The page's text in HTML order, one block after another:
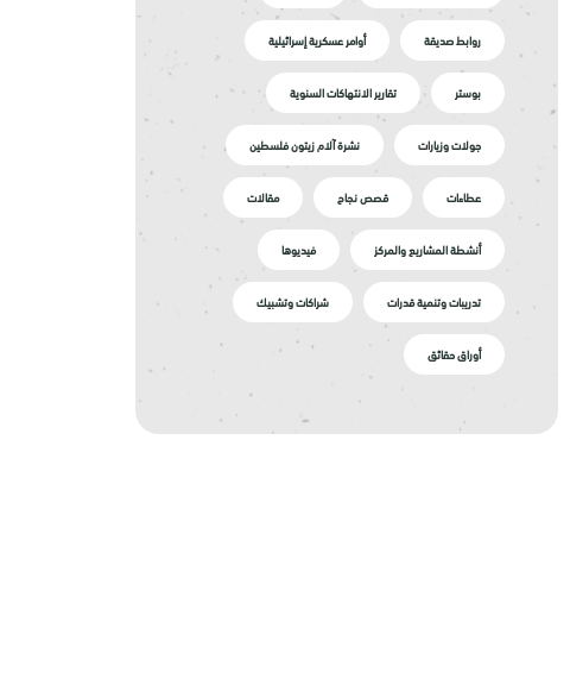
روابط صديقة أوامر عسكرية إسرائيلية
بوستر تقارير الانتهاكات السنوية
جولات وزيارات نشرة آلام زيتون فلسطين
عطاءات قصص نجاح مقالات
أنشطة المشاريع والمركز فيديوها
تدريبات وتنمية قدرات شراكات وتشبيك
أوراق حقائق